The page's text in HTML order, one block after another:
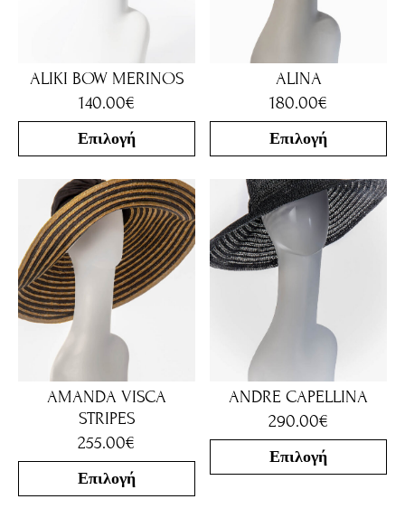
ALIKI BOW MERINOS
140.00€
Επιλογή
ALINA
180.00€
Επιλογή
AMANDA VISCA
STRIPES
255.00€
Επιλογή
ANDRE CAPELLINA
290.00€
Επιλογή